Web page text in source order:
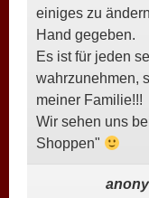
einiges zu
Hand gegeben.
Es ist für jeden
wahrzunehmen,
meiner Familie!!!
Wir sehen uns
Shoppen"